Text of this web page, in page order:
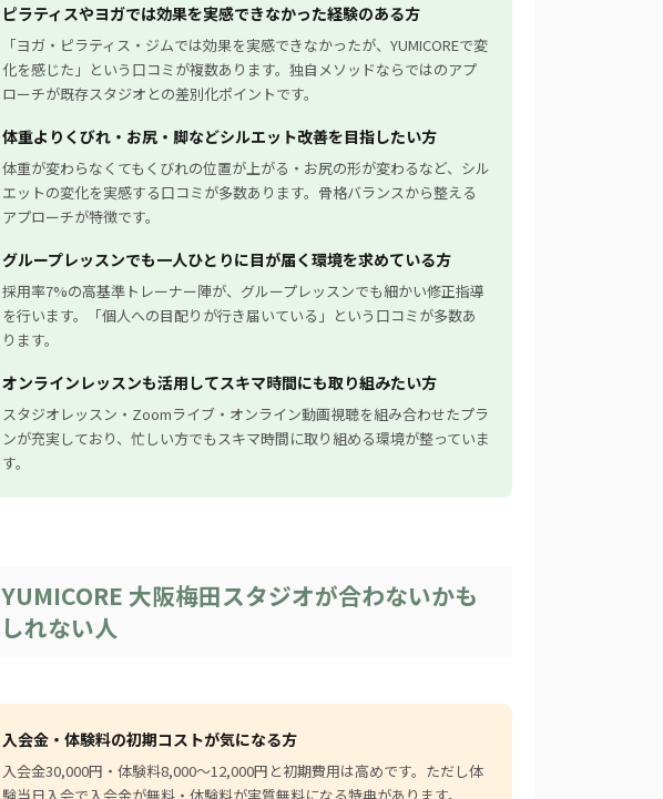
ピラティスやヨガでは効果を実感できなかった経験のある方
「ヨガ・ピラティス・ジムでは効果を実感できなかったが、YUMICOREで変
化を感じた」という口コミが複数あります。独自メソッドならではのアプ
ローチが既存スタジオとの差別化ポイントです。
体重よりくびれ・お尻・脚などシルエット改善を目指したい方
体重が変わらなくてもくびれの位置が上がる・お尻の形が変わるなど、シル
エットの変化を実感する口コミが多数あります。骨格バランスから整える
アプローチが特徴です。
グループレッスンでも一人ひとりに目が届く環境を求めている方
採用率7%の高基準トレーナー陣が、グループレッスンでも細かい修正指導
を行います。「個人への目配りが行き届いている」という口コミが多数あ
ります。
オンラインレッスンも活用してスキマ時間にも取り組みたい方
スタジオレッスン・Zoomライブ・オンライン動画視聴を組み合わせたプラ
ンが充実しており、忙しい方でもスキマ時間に取り組める環境が整っていま
す。
YUMICORE 大阪梅田スタジオが合わないかも
しれない人
入会金・体験料の初期コストが気になる方
入会金30,000円・体験料8,000〜12,000円と初期費用は高めです。ただし体
験当日入会で入会金が無料・体験料が実質無料になる特典があります。